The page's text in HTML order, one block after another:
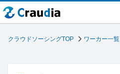
クラウドソーシングTOP ワーカー一覧